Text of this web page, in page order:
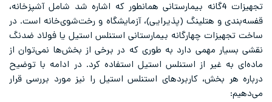
تجهیزات 4گانه بیمارستانی همانطور که اشاره شد شامل آشپزخانه‌،
قفسه‌بندی و هتلینگ (پذیرایی)، آزمایشگاه‌ و رخت‌شوی‌خانه است. در
ساخت تجهیزات چهارگانه بیمارستانی استنلس استیل یا فولاد ضدنگ
نقشی بسیار مهمی دارد به طوری که در برخی از بخش‌ها نمی‌توان از
ماده‌ای به غیر از استنلس استیل استفاده کرد. در ادامه با توضیح
درباره هر بخش، کاربردهای استنلس استیل را نیز مورد بررسی قرار
می‌دهیم: